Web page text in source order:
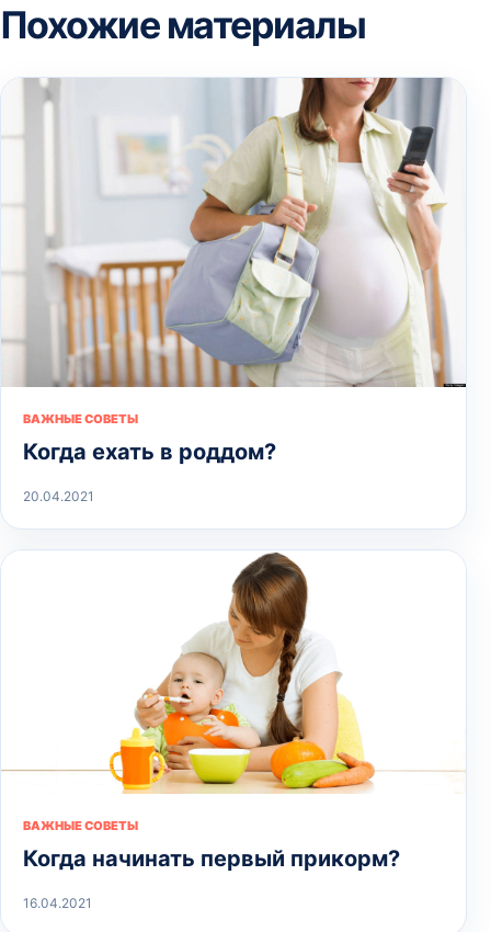
Похожие материалы
ВАЖНЫЕ СОВЕТЫ
Когда ехать в роддом?
20.04.2021
ВАЖНЫЕ СОВЕТЫ
Когда начинать первый прикорм?
16.04.2021